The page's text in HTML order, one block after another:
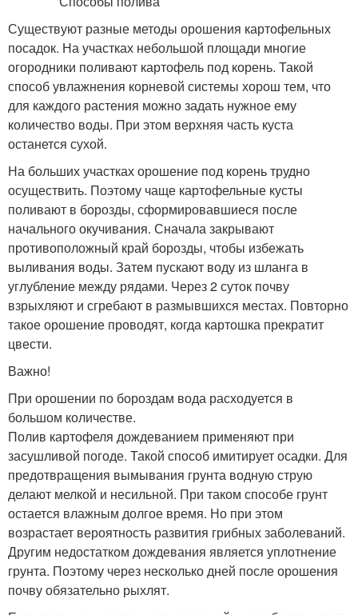
Существуют разные методы орошения картофельных
посадок. На участках небольшой площади многие
огородники поливают картофель под корень. Такой
способ увлажнения корневой системы хорош тем, что
для каждого растения можно задать нужное ему
количество воды. При этом верхняя часть куста
останется сухой.
На больших участках орошение под корень трудно
осуществить. Поэтому чаще картофельные кусты
поливают в борозды, сформировавшиеся после
начального окучивания. Сначала закрывают
противоположный край борозды, чтобы избежать
выливания воды. Затем пускают воду из шланга в
углубление между рядами. Через 2 суток почву
взрыхляют и сгребают в размывшихся местах. Повторно
такое орошение проводят, когда картошка прекратит
цвести.
Важно!
При орошении по бороздам вода расходуется в
большом количестве.
Полив картофеля дождеванием применяют при
засушливой погоде. Такой способ имитирует осадки. Для
предотвращения вымывания грунта водную струю
делают мелкой и несильной. При таком способе грунт
остается влажным долгое время. Но при этом
возрастает вероятность развития грибных заболеваний.
Другим недостатком дождевания является уплотнение
грунта. Поэтому через несколько дней после орошения
почву обязательно рыхлят.